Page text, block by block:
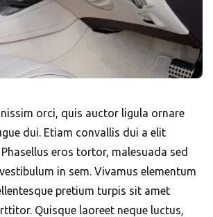
orci, quis auctor ligula ornare
dui. Etiam convallis dui a elit
eros tortor, malesuada sed
in sem. Vivamus elementum
pretium turpis sit amet
Quisque laoreet neque luctus,